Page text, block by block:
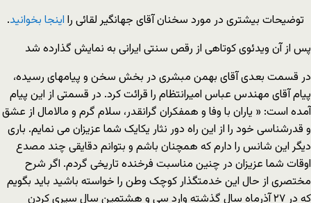
توضیحات بیشتری در مورد سخنان آقای جهانگیر لقائی را اینجا بخوانید.
پس از آن ویدئوی کوتاهی از رقص سنتی ایرانی به نمایش گذارده شد
در قسمت بعدی آقای بهمن مبشری در بخش سخن و پیامهای رسیده،
پیام آقای مهندس عباس امیرانتظام را قرائت کرد. در قسمتی از این پیام
آمده است: « یاران با وفا و همفکران گرانقدر، سلام گرم و مالامال از عشق
و قدرشناسی خود را از این راه دور نثار یکایک شما عزیزان می نمایم. باری
دیگر این شانس را دارم که همچنان باشم و بتوانم دقایقی چند مصدع
اوقات شما عزیزان در چنین مناسبت فرخنده تاریخی گردم. اگر شرح
مختصری از حال این خدمتگذار کوچک وطن را خواسته باشید باید بگویم
که در ۲۷ آذرماه سال گذشته وارد سی و هشتمین سال سپری کردن